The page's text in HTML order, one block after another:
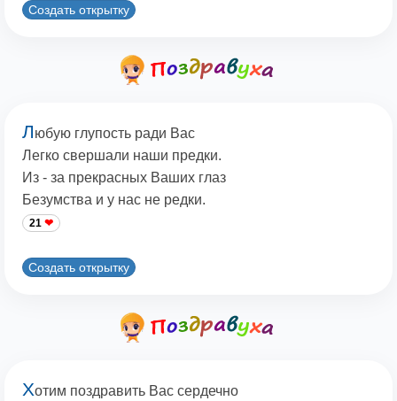
Создать открытку
Любую глупость ради Вас
Легко свершали наши предки.
Из - за прекрасных Ваших глаз
Безумства и у нас не редки.
21
Создать открытку
Хотим поздравить Вас сердечно